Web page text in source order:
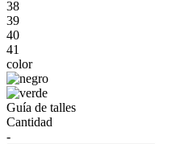
38
39
40
41
color
Guía de talles
Cantidad
-